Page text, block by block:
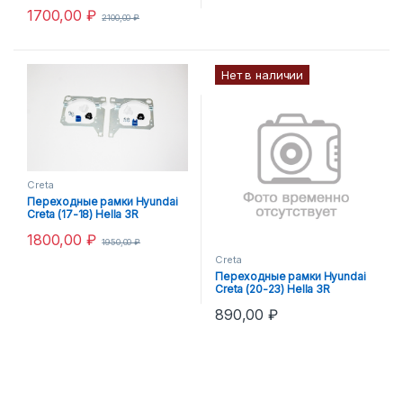
1700,00 ₽ 2100,00₽
Creta
Переходные рамки Hyundai
Creta (17-18) Hella 3R
1800,00 ₽ 1950,00₽
Нет в наличии
Creta
Переходные рамки Hyundai
Creta (20-23) Hella 3R
890,00₽